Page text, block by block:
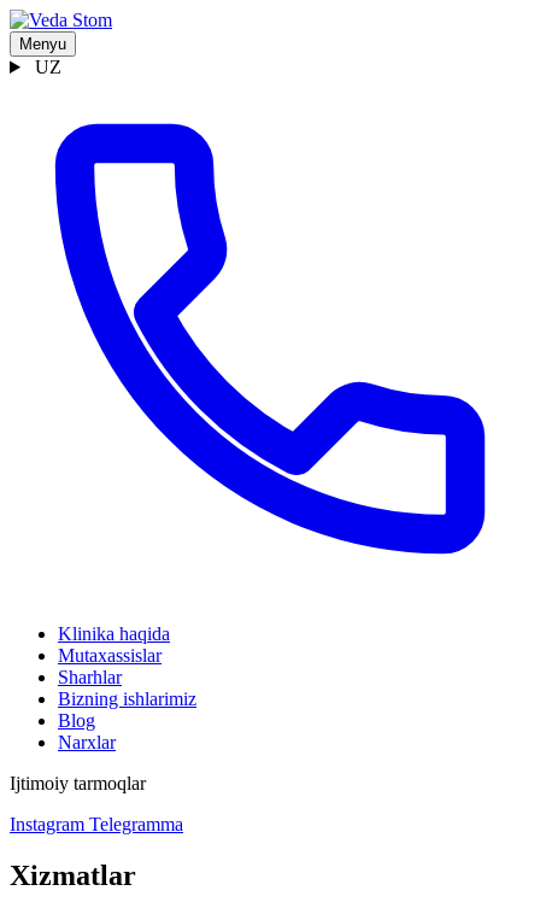
Menyu
UZ
Klinika haqida
Mutaxassislar
Sharhlar
Bizning ishlarimiz
Blog
Narxlar
Ijtimoiy tarmoqlar
Instagram Telegramma
Xizmatlar